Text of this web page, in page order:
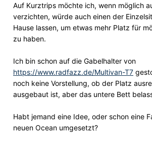
Auf Kurztrips möchte ich, wenn möglich
verzichten, würde auch einen der
Hause lassen, um etwas mehr Platz für
zu haben.
Ich bin schon auf die Gabelhalter von
https://www.radfazz.de/Multivan-T7
noch keine Vorstellung, ob der Platz
ausgebaut ist, aber das untere Bett
Habt jemand eine Idee, oder schon eine
neuen Ocean umgesetzt?